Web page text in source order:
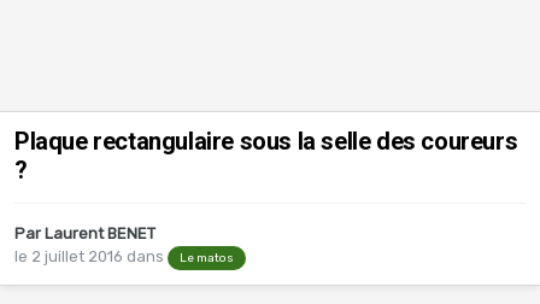
Plaque rectangulaire sous la selle des coureurs
?
Par Laurent BENET
le 2 juillet 2016 dans Le matos